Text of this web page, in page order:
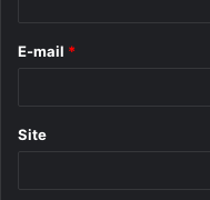
E-mail *
Site